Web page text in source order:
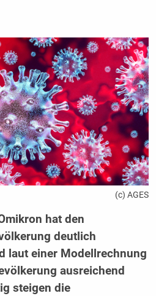
(c) AGES
hat den
deutlich
laut einer Modellrechnung
ausreichend
steigen die